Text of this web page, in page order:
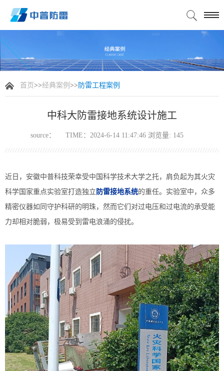
首页>>经典案例 >> 防雷工程案例
中科大防雷接地系统设计施工
source： TIME：2024-6-14 11:47:46 浏览量: 145
近日，安徽中普科技荣幸受中国科学技术大学之托，肩负起为其火灾
科学国家重点实验室打造独立 防雷接地系统的重任。实验室中，众多
精密仪器如同守护科研的明珠，然而它们对过电压和过电流的承受能
力却相对脆弱，极易受到雷电浪涌的侵扰。